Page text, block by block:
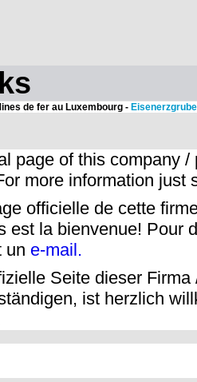
de fer au Luxembourg -
page of this company
more information just
officielle de cette
est la bienvenue! Pour
un e-mail.
Seite dieser
ist herzlich